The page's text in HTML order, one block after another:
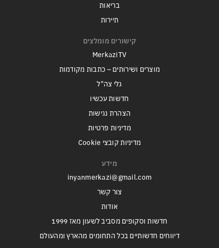
בריאות
תיירות
קישורים מומלצים
MerkaziTV
מוצרים ושירותים – כתבות מקודמות
גלי צה"ל
חדשות עכשיו
הצהרת נגישות
מדיניות פרטיות
מדיניות קובצי Cookie
מידע
inyanmerkazi@gmail.com
צור קשר
אודות
חדשות וסקופים מסביב לשעון מאז 1999
דיווחים חדשותיים בכל התחומים מהארץ ומהעולם